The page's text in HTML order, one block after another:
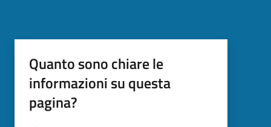
Quanto sono chiare le
informazioni su questa
pagina?